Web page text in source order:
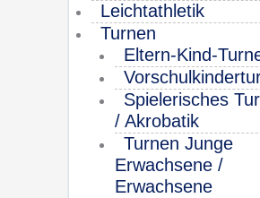
Leichtathletik
Turnen
Eltern-Kind-
Spielerisches
/ Akrobatik
Turnen Junge
Erwachsene /
Erwachsene